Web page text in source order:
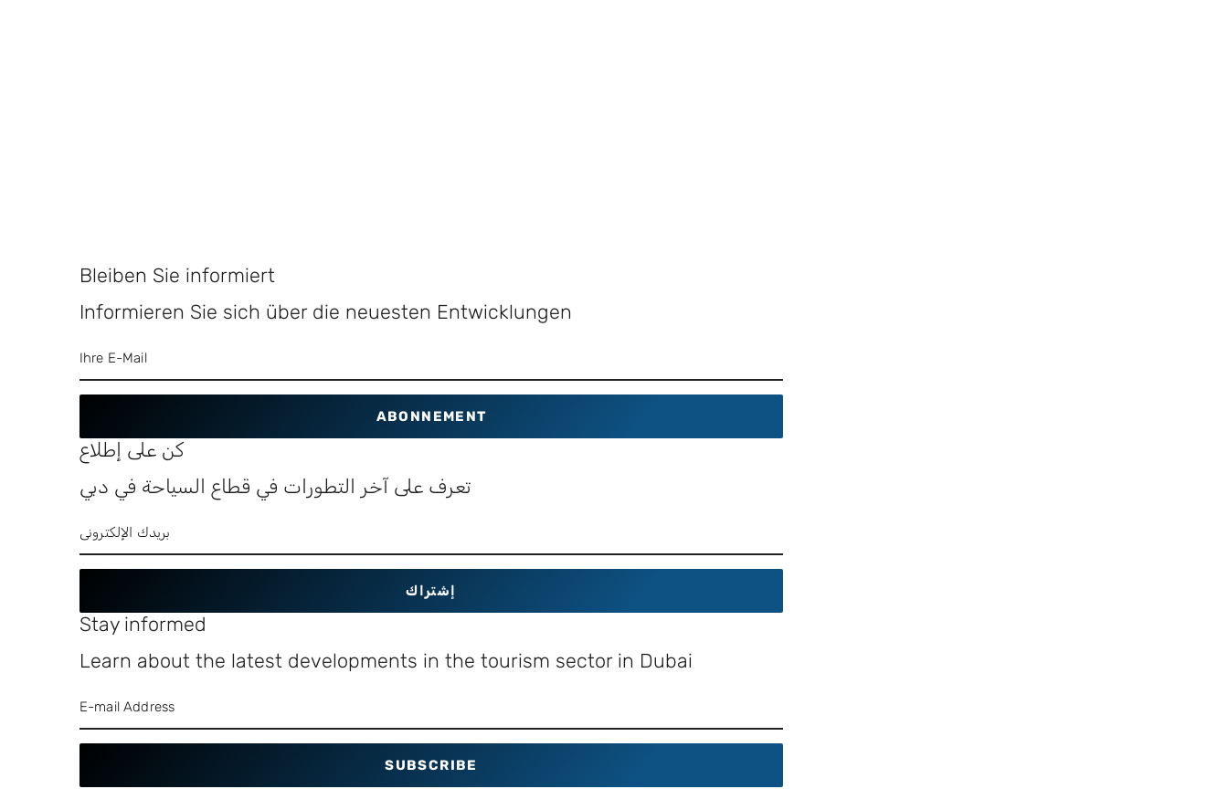
Bleiben Sie informiert
Informieren Sie sich über die neuesten Entwicklungen
ABONNEMENT
كن على إطلاع
تعرف على آخر التطورات في قطاع السياحة في دبي
إشتراك
Stay informed
Learn about the latest developments in the tourism sector in Dubai
SUBSCRIBE